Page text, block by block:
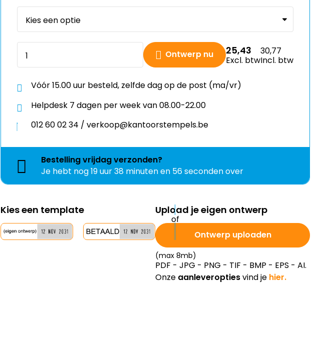
25,43
Excl. btw
30,77
Vóór 15.00 uur besteld, zelfde dag op de post (ma/vr)
Helpdesk 7 dagen per week van 08.00-22.00
012 60 02 34 / verkoop@kantoorstempels.be
Bestellingvrijdagverzonden?
Je hebt nog19 uur 38 minuten en 55 seconden over
Ontwerp uploaden
(max 8mb)
PDF - JPG - PNG - TIF - BMP - EPS - AI.
Onzeaanleveropties vind je hier.